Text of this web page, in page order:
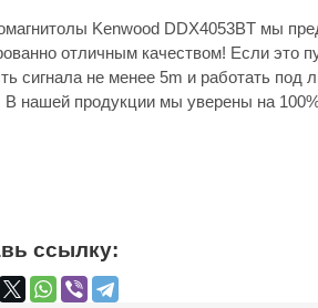
Kenwood DDX4053BT мы
отличным качеством! Если это
сигнала не менее 5m и работать
В нашей продукции мы уверены на
ссылку: